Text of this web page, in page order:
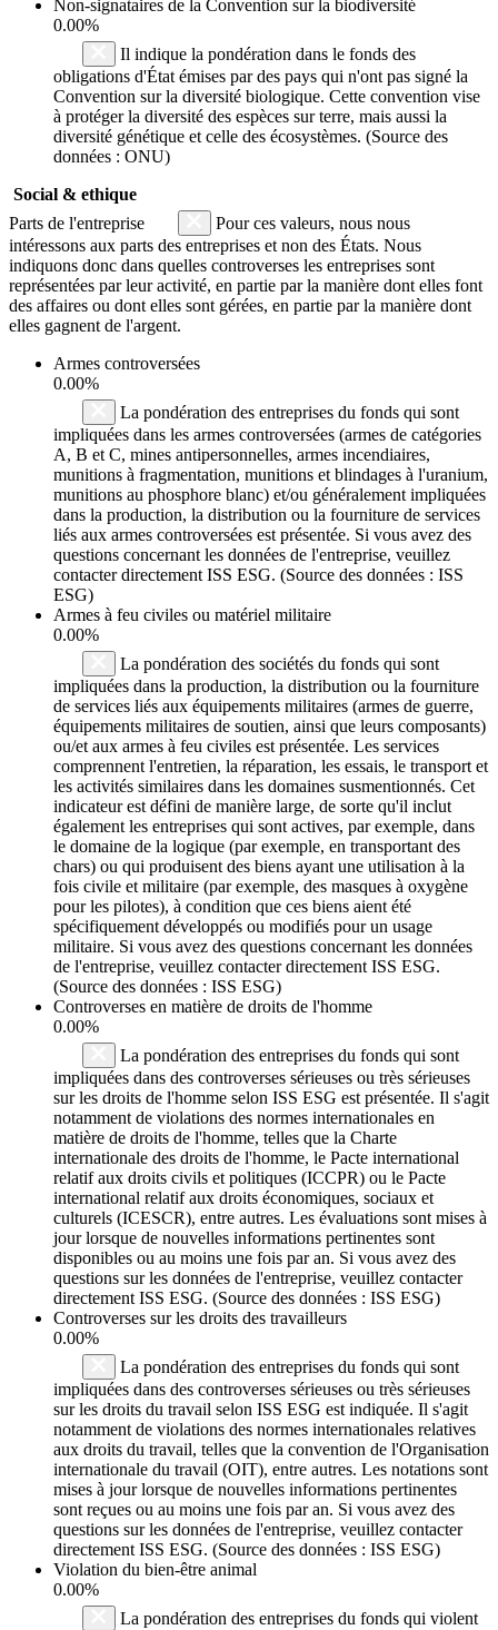
Non-signataires de la Convention sur la biodiversité
0.00%
Il indique la pondération dans le fonds des
obligations d'État émises par des pays qui n'ont pas signé la
Convention sur la diversité biologique. Cette convention vise
à protéger la diversité des espèces sur terre, mais aussi la
diversité génétique et celle des écosystèmes. (Source des
données : ONU)
Social & ethique
Parts de l'entreprise
Pour ces valeurs, nous nous
intéressons aux parts des entreprises et non des États. Nous
indiquons donc dans quelles controverses les entreprises sont
représentées par leur activité, en partie par la manière dont elles font
des affaires ou dont elles sont gérées, en partie par la manière dont
elles gagnent de l'argent.
Armes controversées
0.00%
La pondération des entreprises du fonds qui sont
impliquées dans les armes controversées (armes de catégories
A, B et C, mines antipersonnelles, armes incendiaires,
munitions à fragmentation, munitions et blindages à l'uranium,
munitions au phosphore blanc) et/ou généralement impliquées
dans la production, la distribution ou la fourniture de services
liés aux armes controversées est présentée. Si vous avez des
questions concernant les données de l'entreprise, veuillez
contacter directement ISS ESG. (Source des données : ISS
ESG)
Armes à feu civiles ou matériel militaire
0.00%
La pondération des sociétés du fonds qui sont
impliquées dans la production, la distribution ou la fourniture
de services liés aux équipements militaires (armes de guerre,
équipements militaires de soutien, ainsi que leurs composants)
ou/et aux armes à feu civiles est présentée. Les services
comprennent l'entretien, la réparation, les essais, le transport et
les activités similaires dans les domaines susmentionnés. Cet
indicateur est défini de manière large, de sorte qu'il inclut
également les entreprises qui sont actives, par exemple, dans
le domaine de la logique (par exemple, en transportant des
chars) ou qui produisent des biens ayant une utilisation à la
fois civile et militaire (par exemple, des masques à oxygène
pour les pilotes), à condition que ces biens aient été
spécifiquement développés ou modifiés pour un usage
militaire. Si vous avez des questions concernant les données
de l'entreprise, veuillez contacter directement ISS ESG.
(Source des données : ISS ESG)
Controverses en matière de droits de l'homme
0.00%
La pondération des entreprises du fonds qui sont
impliquées dans des controverses sérieuses ou très sérieuses
sur les droits de l'homme selon ISS ESG est présentée. Il s'agit
notamment de violations des normes internationales en
matière de droits de l'homme, telles que la Charte
internationale des droits de l'homme, le Pacte international
relatif aux droits civils et politiques (ICCPR) ou le Pacte
international relatif aux droits économiques, sociaux et
culturels (ICESCR), entre autres. Les évaluations sont mises à
jour lorsque de nouvelles informations pertinentes sont
disponibles ou au moins une fois par an. Si vous avez des
questions sur les données de l'entreprise, veuillez contacter
directement ISS ESG. (Source des données : ISS ESG)
Controverses sur les droits des travailleurs
0.00%
La pondération des entreprises du fonds qui sont
impliquées dans des controverses sérieuses ou très sérieuses
sur les droits du travail selon ISS ESG est indiquée. Il s'agit
notamment de violations des normes internationales relatives
aux droits du travail, telles que la convention de l'Organisation
internationale du travail (OIT), entre autres. Les notations sont
mises à jour lorsque de nouvelles informations pertinentes
sont reçues ou au moins une fois par an. Si vous avez des
questions sur les données de l'entreprise, veuillez contacter
directement ISS ESG. (Source des données : ISS ESG)
Violation du bien-être animal
0.00%
La pondération des entreprises du fonds qui violent